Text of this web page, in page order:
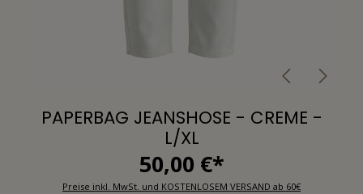
PAPERBAG JEANSHOSE - CREME -
L/XL
50,00 €*
Preise inkl. MwSt. und KOSTENLOSEM VERSAND ab 60€